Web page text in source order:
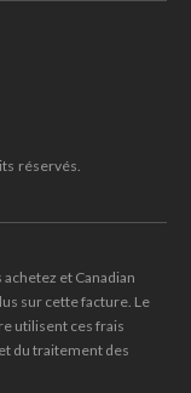
réservés.
et Canadian
sur cette facture. Le
utilisent ces frais
du traitement des